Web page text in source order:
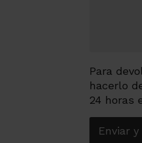
Para
hacerlo
24 horas
Enviar